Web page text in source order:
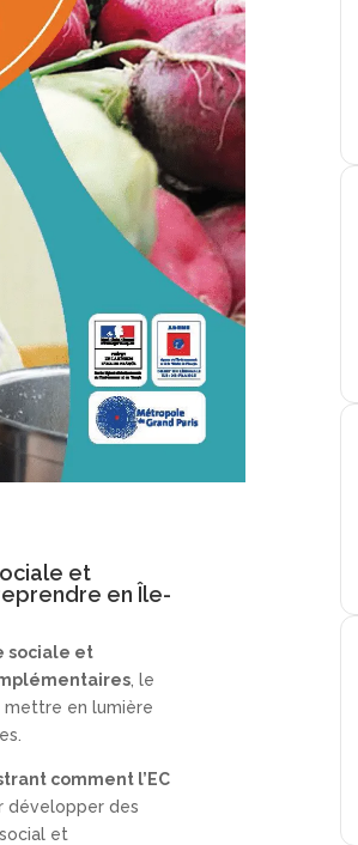
et
en Île-
sociale et
, le
mettre en lumière
comment l’EC
développer des
et